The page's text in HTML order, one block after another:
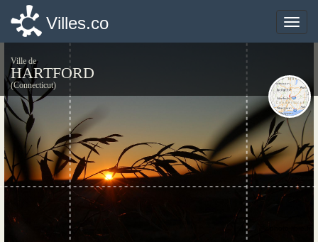
Toggle
Villes.co
Ville de
HARTFORD
(Connecticut)
Toggle
Villes.co